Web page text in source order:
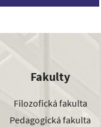
Fakulty
Filozofická fakulta
Pedagogická fakulta